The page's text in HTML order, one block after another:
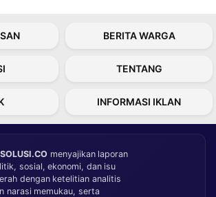
BERITA WARGA
TENTANG
INFORMASI IKLAN
menyajikan laporan
sosial, ekonomi, dan isu
dengan ketelitian analitis
narasi memukau, serta